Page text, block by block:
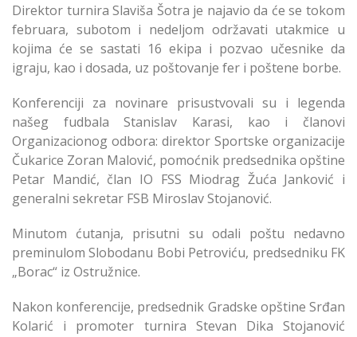
Direktor turnira Slaviša Šotra je najavio da će se tokom
februara, subotom i nedeljom održavati utakmice u
kojima će se sastati 16 ekipa i pozvao učesnike da
igraju, kao i dosada, uz poštovanje fer i poštene borbe.
Konferenciji za novinare prisustvovali su i legenda
našeg fudbala Stanislav Karasi, kao i članovi
Organizacionog odbora: direktor Sportske organizacije
Čukarice Zoran Malović, pomoćnik predsednika opštine
Petar Mandić, član IO FSS Miodrag Žuća Janković i
generalni sekretar FSB Miroslav Stojanović.
Minutom ćutanja, prisutni su odali poštu nedavno
preminulom Slobodanu Bobi Petroviću, predsedniku FK
„Borac“ iz Ostružnice.
Nakon konferencije, predsednik Gradske opštine Srđan
Kolarić i promoter turnira Stevan Dika Stojanović